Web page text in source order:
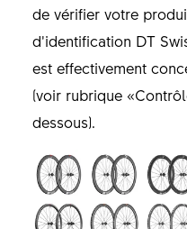
de vérifier votre
d’identification DT
est effectivement
(voir rubrique
dessous).